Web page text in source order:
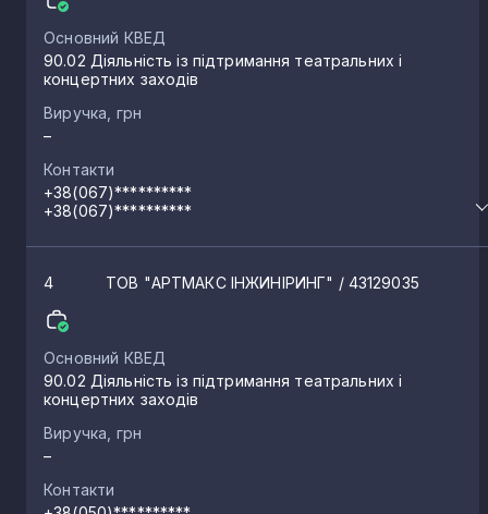
Основний КВЕД
90.02 Діяльність із підтримання театральних і
концертних заходів
Виручка, грн
–
Контакти
+38(067)**********
+38(067)**********
4 ТОВ "АРТМАКС ІНЖИНІРИНГ" / 43129035
Основний КВЕД
90.02 Діяльність із підтримання театральних і
концертних заходів
Виручка, грн
–
Контакти